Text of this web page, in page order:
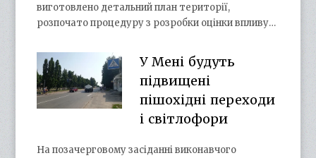
виготовлено детальний план території,
розпочато процедуру з розробки оцінки впливу…
У Мені будуть
підвищені
пішохідні переходи
і світлофори
На позачерговому засіданні виконавчого